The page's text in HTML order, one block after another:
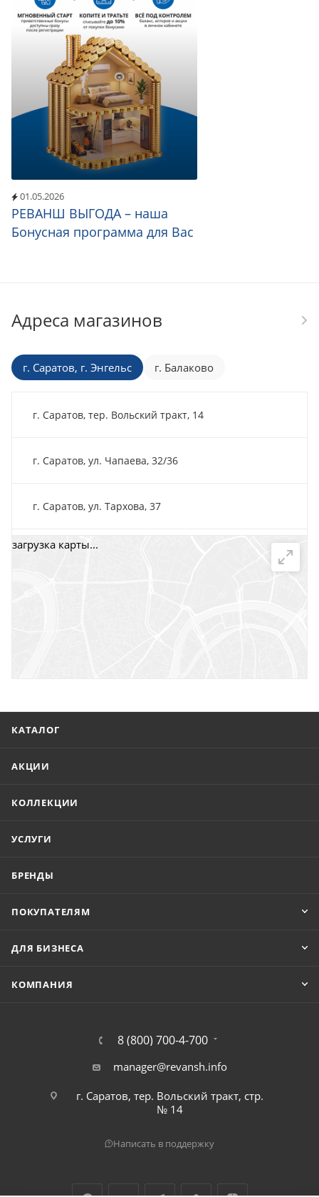
01.05.2026
РЕВАНШ ВЫГОДА – наша
Бонусная программа для Вас
Адреса магазинов
г. Саратов, г. Энгельс г. Балаково
г. Саратов, тер. Вольский тракт, 14
г. Саратов, ул. Чапаева, 32/36
г. Саратов, ул. Тархова, 37
г. Саратов, пр-т. 50 лет Октября, 118Д, помещ. 15
загрузка карты...
КАТАЛОГ
АКЦИИ
КОЛЛЕКЦИИ
УСЛУГИ
БРЕНДЫ
ПОКУПАТЕЛЯМ
ДЛЯ БИЗНЕСА
КОМПАНИЯ
8 (800) 700-4-700
manager@revansh.info
г. Саратов, тер. Вольский тракт, стр.
№ 14
Написать в поддержку